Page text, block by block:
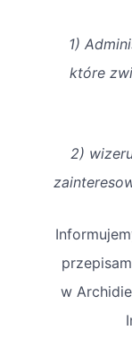
1)
które
2)
w